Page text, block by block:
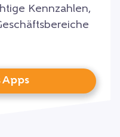
Kennzahlen,
Apps